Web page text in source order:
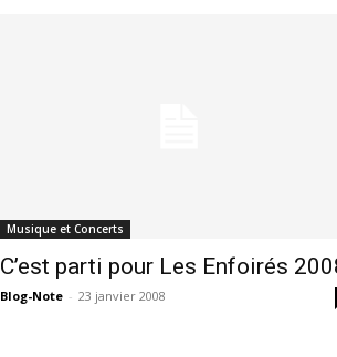
Musique et Concerts
C’est parti pour Les Enfoirés
Blog-Note - 23 janvier 2008